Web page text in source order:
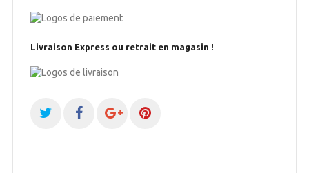
Livraison Express ou retrait en magasin !